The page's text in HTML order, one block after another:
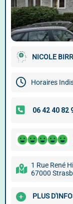
NICOLE
Horaires
1 Rue René
67000
PLUS